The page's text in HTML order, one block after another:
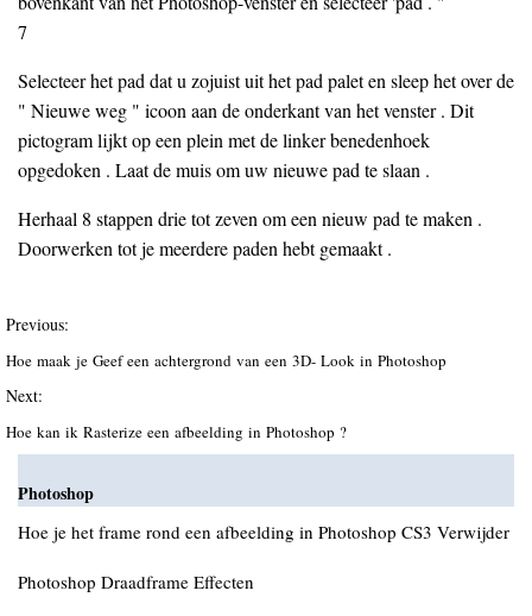
7
Selecteer het pad dat u zojuist uit het pad palet en sleep het over de
" Nieuwe weg " icoon aan de onderkant van het venster . Dit
pictogram lijkt op een plein met de linker benedenhoek
opgedoken . Laat de muis om uw nieuwe pad te slaan .
Herhaal 8 stappen drie tot zeven om een ​​nieuw pad te maken .
Doorwerken tot je meerdere paden hebt gemaakt .
Previous:
Hoe maak je Geef een achtergrond van een 3D- Look in Photoshop
Next:
Hoe kan ik Rasterize een afbeelding in Photoshop ?
Photoshop
Hoe je het frame rond een afbeelding in Photoshop CS3 Verwijder
Photoshop Draadframe Effecten